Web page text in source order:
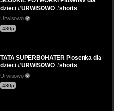
dzieci #URWISOWO #shorts
Urwisowo
480p
TATA SUPERBOHATER Piosenka dla
dzieci #URWISOWO #shorts
Urwisowo
480p